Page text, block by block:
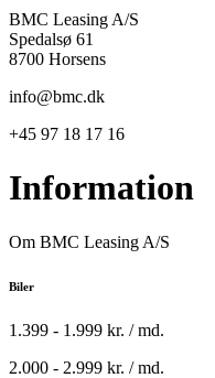
BMC Leasing A/S
Spedalsø 61
8700 Horsens
info@bmc.dk
+45 97 18 17 16
Information
Om BMC Leasing A/S
Biler
1.399 - 1.999 kr. / md.
2.000 - 2.999 kr. / md.